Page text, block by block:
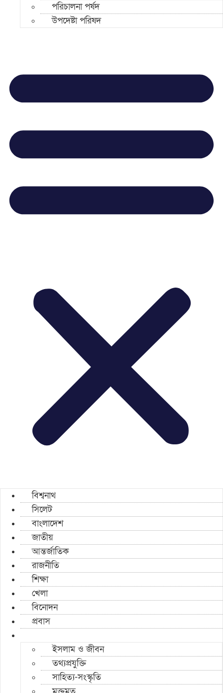
পরিচালনা পর্ষদ
উপদেষ্টা পরিষদ
বিশ্বনাথ
সিলেট
বাংলাদেশ
জাতীয়
আন্তর্জাতিক
রাজনীতি
শিক্ষা
খেলা
বিনোদন
প্রবাস
ইসলাম ও জীবন
তথ্যপ্রযুক্তি
সাহিত্য-সংস্কৃতি